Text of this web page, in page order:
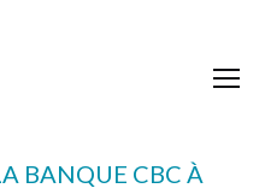
BANQUE CBC À